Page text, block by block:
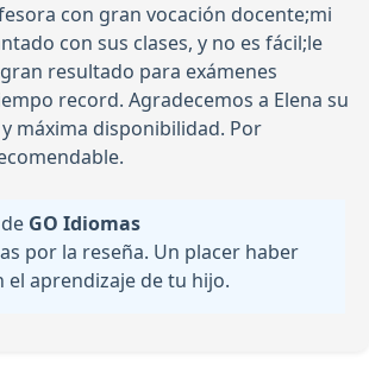
con gran vocación docente;mi
con sus clases, y no es fácil;le
resultado para exámenes
record. Agradecemos a Elena su
máxima disponibilidad. Por
GO Idiomas
por la reseña. Un placer haber
el aprendizaje de tu hijo.